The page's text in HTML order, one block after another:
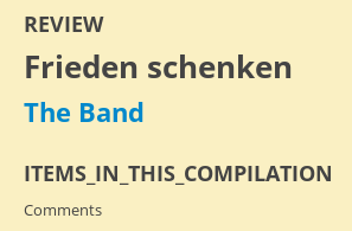
REVIEW
Frieden schenken
The Band
ITEMS_IN_THIS_COMPILATION
Comments